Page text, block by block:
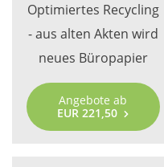
Optimiertes Recycling
- aus alten Akten wird
neues Büropapier
Angebote ab
EUR 221,50